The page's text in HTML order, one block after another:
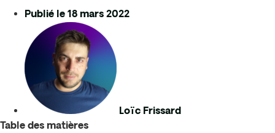
Publié le 18 mars 2022
Loïc Frissard
Table des matières